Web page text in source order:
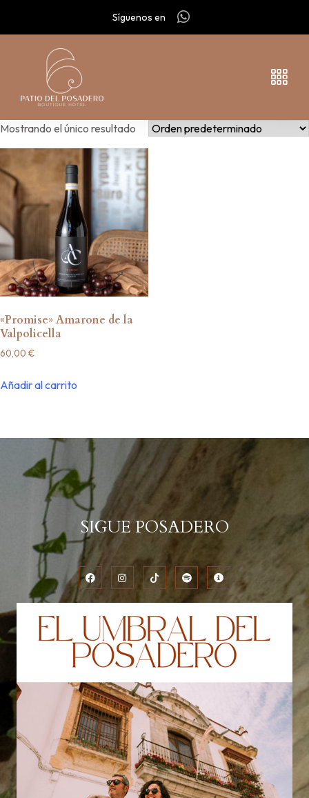
Síguenos en
Mostrando el único resultado
«Promise» Amarone de la
Valpolicella
60,00€
Añadir al carrito
SIGUE POSADERO